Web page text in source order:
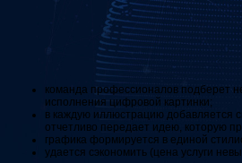
команда профессионалов подберет
исполнения цифровой картинки;
в каждую иллюстрацию добавляется
отчетливо передает идею, которую
графика формируется в единой
удается сэкономить (цена услуги